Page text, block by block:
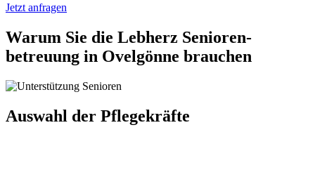
Jetzt anfragen
Warum Sie die Lebherz Senioren­
betreuung in Ovelgönne brauchen
Auswahl der Pflegekräfte